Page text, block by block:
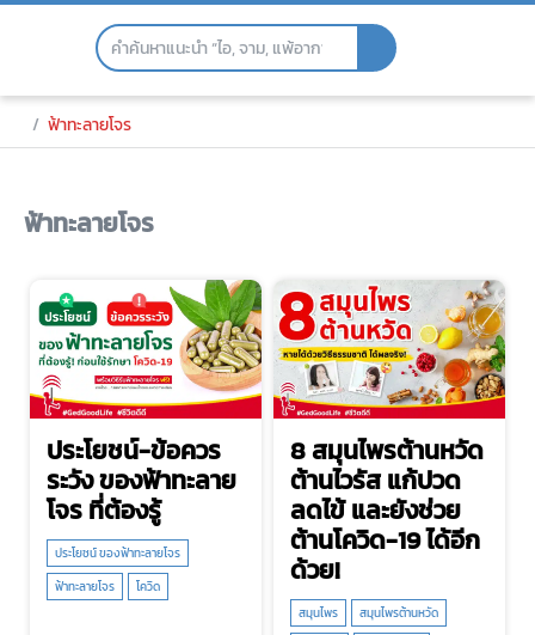
Skip
ฟ้าทะลายโจร
ฟ้าทะลายโจร
ประโยชน์-ข้อควร
ระวัง ของฟ้าทะลาย
โจร ที่ต้องรู้
ประโยชน์ ของฟ้าทะลายโจร
ฟ้าทะลายโจร
โควิด
8 สมุนไพรต้านหวัด
ต้านไวรัส แก้ปวด
ลดไข้ และยังช่วย
ต้านโควิด-19 ได้อีก
ด้วย!
สมุนไพร
สมุนไพรต้านหวัด